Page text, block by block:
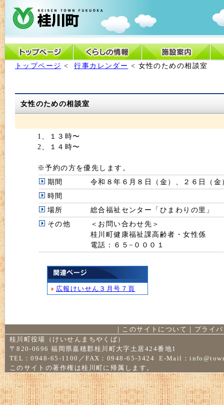
トップページ <行事カレンダー < 女性のための相談室
女性のための相談室
1、１３時〜
2、１４時〜
※予約の方を優先します。
期間
令和８年６月８日（金）、２６日（金
時間
場所
総合福祉センター「ひまわりの里」
その他
＜お問い合わせ先＞
桂川町健康福祉課高齢者・女性係
電話：６５−０００１
広報けいせん３月号７頁
｜ このサイトについて ｜ プライ
桂川町役場（けいせんまちやくば）
〒820-0696 福岡県嘉穂郡桂川町大字土居424番地1
TEL：0948-65-1100／FAX：0948-65-3424 E-Mail：
このサイトの著作権は桂川町に帰属します。